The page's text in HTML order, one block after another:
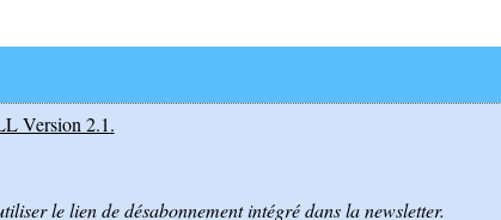
Version 2.1.
le lien de désabonnement intégré dans la newsletter.